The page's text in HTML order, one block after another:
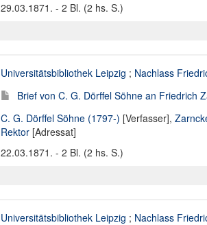
29.03.1871. - 2 Bl. (2 hs. S.)
Universitätsbibliothek Leipzig ; Nachlass
Brief von C. G. Dörffel Söhne an Friedrich
C. G. Dörffel Söhne (1797-) [Verfasser],
Rektor [Adressat]
22.03.1871. - 2 Bl. (2 hs. S.)
Universitätsbibliothek Leipzig ; Nachlass